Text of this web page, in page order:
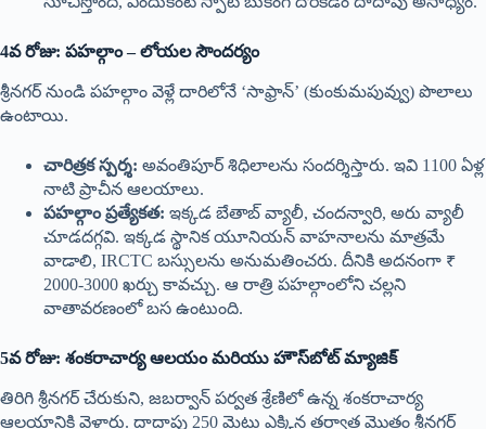
4వ రోజు: పహల్గాం – లోయల సౌందర్యం
శ్రీనగర్ నుండి పహల్గాం వెళ్లే దారిలోనే ‘సాఫ్రాన్’ (కుంకుమపువ్వు) పొలాలు
ఉంటాయి.
చారిత్రక స్పర్శ: అవంతిపూర్ శిధిలాలను సందర్శిస్తారు. ఇవి 1100 ఏళ్ల
నాటి ప్రాచీన ఆలయాలు.
పహల్గాం ప్రత్యేకత: ఇక్కడ బేతాబ్ వ్యాలీ, చందన్వారి, అరు వ్యాలీ
చూడదగ్గవి. ఇక్కడ స్థానిక యూనియన్ వాహనాలను మాత్రమే
వాడాలి, IRCTC బస్సులను అనుమతించరు. దీనికి అదనంగా ₹
2000-3000 ఖర్చు కావచ్చు. ఆ రాత్రి పహల్గాంలోని చల్లని
వాతావరణంలో బస ఉంటుంది.
5వ రోజు: శంకరాచార్య ఆలయం మరియు హౌస్‌బోట్ మ్యాజిక్
తిరిగి శ్రీనగర్ చేరుకుని, జబర్వాన్ పర్వత శ్రేణిలో ఉన్న శంకరాచార్య
ఆలయానికి వెళ్తారు. దాదాపు 250 మెట్లు ఎక్కిన తర్వాత మొత్తం శ్రీనగర్